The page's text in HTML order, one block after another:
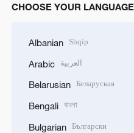
CHOOSE YOUR LANGUAGE
Albanian Shqip
Arabic العربية
Belarusian Беларуская
Bengali বাংলা
Bulgarian Български